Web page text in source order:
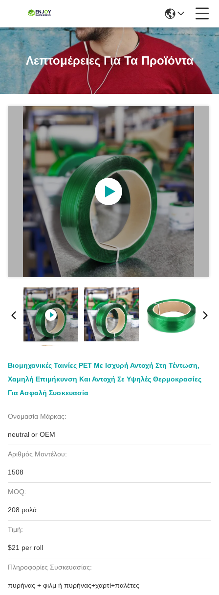
Λεπτομέρειες Για Τα Προϊόντα
Βιομηχανικές Ταινίες PET Με Ισχυρή Αντοχή Στη Τέντωση,
Χαμηλή Επιμήκυνση Και Αντοχή Σε Υψηλές Θερμοκρασίες
Για Ασφαλή Συσκευασία
Ονομασία Μάρκας:
neutral or OEM
Αριθμός Μοντέλου:
1508
MOQ:
208 ρολά
Τιμή:
$21 per roll
Πληροφορίες Συσκευασίας:
πυρήνας + φιλμ ή πυρήνας+χαρτί+παλέτες